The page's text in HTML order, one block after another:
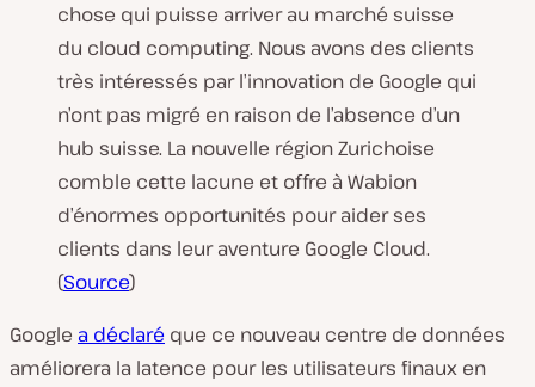
chose qui puisse arriver au marché suisse
du cloud computing. Nous avons des clients
très intéressés par l’innovation de Google qui
n’ont pas migré en raison de l’absence d’un
hub suisse. La nouvelle région Zurichoise
comble cette lacune et offre à Wabion
d’énormes opportunités pour aider ses
clients dans leur aventure Google Cloud.
(Source)
Google a déclaré que ce nouveau centre de données
améliorera la latence pour les utilisateurs finaux en